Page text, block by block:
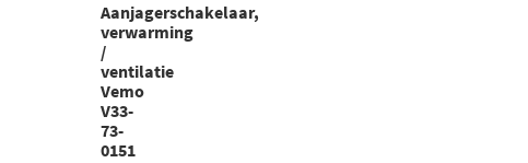
Aanjagerschakelaar,
verwarming
/
ventilatie
Vemo
V33-
73-
0151